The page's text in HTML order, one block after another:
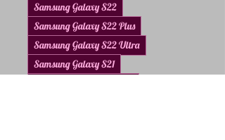
Samsung Galaxy S22
Samsung Galaxy S22 Plus
Samsung Galaxy S22 Ultra
Samsung Galaxy S21